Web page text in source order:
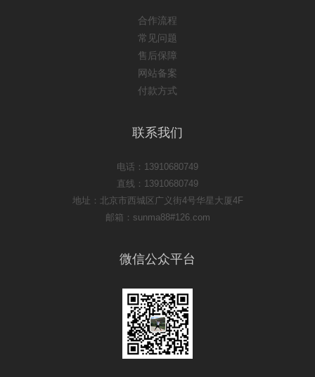
合作流程
常见问题
售后保障
网站备案
付款方式
联系我们
电话：13910680749
直线：13910680749
地址：北京市西城区广义街4号华星大厦4F
邮箱：sunma88#126.com
微信公众平台